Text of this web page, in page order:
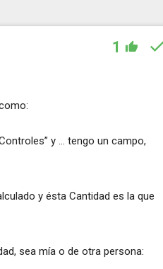
1
y … tengo un campo,
y ésta Cantidad es la que
sea mía o de otra persona: